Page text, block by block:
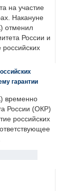
на участие
Накануне
отменил
России и
российских
гарантии
временно
России (ОКР)
российских